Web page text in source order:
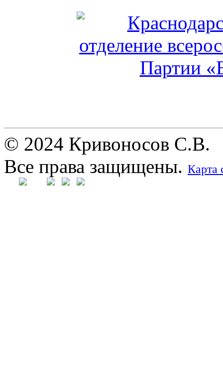
© 2024 Кривоносов С.В.
Все права защищены. Карта